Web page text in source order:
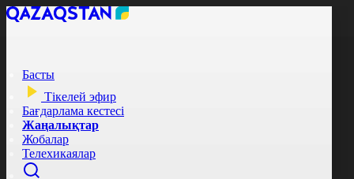
Басты
Тікелей эфир
Бағдарлама кестесі
Жаңалықтар
Жобалар
Телехикаялар